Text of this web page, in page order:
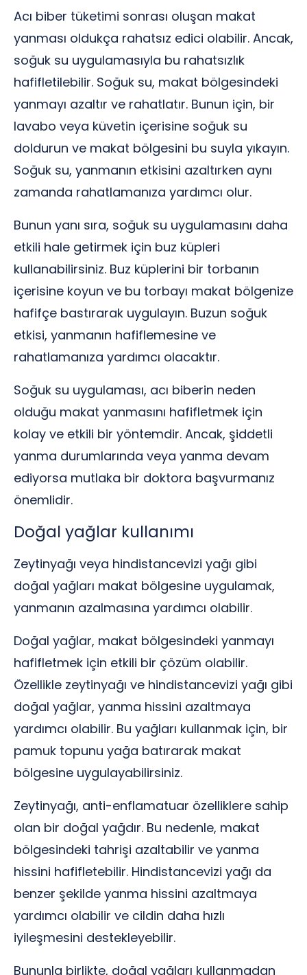
Acı biber tüketimi sonrası oluşan makat
yanması oldukça rahatsız edici olabilir. Ancak,
soğuk su uygulamasıyla bu rahatsızlık
hafifletilebilir. Soğuk su, makat bölgesindeki
yanmayı azaltır ve rahatlatır. Bunun için, bir
lavabo veya küvetin içerisine soğuk su
doldurun ve makat bölgesini bu suyla yıkayın.
Soğuk su, yanmanın etkisini azaltırken aynı
zamanda rahatlamanıza yardımcı olur.
Bunun yanı sıra, soğuk su uygulamasını daha
etkili hale getirmek için buz küpleri
kullanabilirsiniz. Buz küplerini bir torbanın
içerisine koyun ve bu torbayı makat bölgenize
hafifçe bastırarak uygulayın. Buzun soğuk
etkisi, yanmanın hafiflemesine ve
rahatlamanıza yardımcı olacaktır.
Soğuk su uygulaması, acı biberin neden
olduğu makat yanmasını hafifletmek için
kolay ve etkili bir yöntemdir. Ancak, şiddetli
yanma durumlarında veya yanma devam
ediyorsa mutlaka bir doktora başvurmanız
önemlidir.
Doğal yağlar kullanımı
Zeytinyağı veya hindistancevizi yağı gibi
doğal yağları makat bölgesine uygulamak,
yanmanın azalmasına yardımcı olabilir.
Doğal yağlar, makat bölgesindeki yanmayı
hafifletmek için etkili bir çözüm olabilir.
Özellikle zeytinyağı ve hindistancevizi yağı gibi
doğal yağlar, yanma hissini azaltmaya
yardımcı olabilir. Bu yağları kullanmak için, bir
pamuk topunu yağa batırarak makat
bölgesine uygulayabilirsiniz.
Zeytinyağı, anti-enflamatuar özelliklere sahip
olan bir doğal yağdır. Bu nedenle, makat
bölgesindeki tahrişi azaltabilir ve yanma
hissini hafifletebilir. Hindistancevizi yağı da
benzer şekilde yanma hissini azaltmaya
yardımcı olabilir ve cildin daha hızlı
iyileşmesini destekleyebilir.
Bununla birlikte, doğal yağları kullanmadan